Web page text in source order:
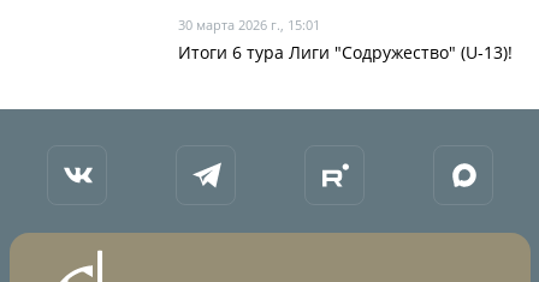
30 марта 2026 г., 15:01
Итоги 6 тура Лиги "Содружество" (U-13)!